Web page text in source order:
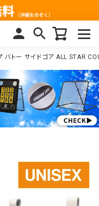
バトー サイドゴア ALL STAR